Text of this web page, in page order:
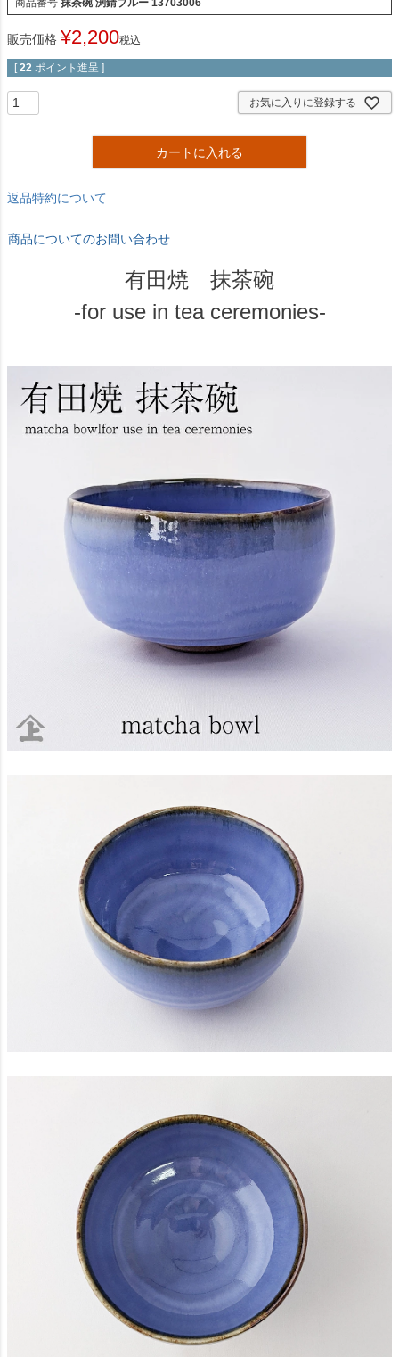
商品番号 抹茶碗 渕錆ブルー 13703006
販売価格 ¥2,200税込
[ 22 ポイント進呈 ]
お気に入りに登録する
カートに入れる
返品特約について
商品についてのお問い合わせ
有田焼 抹茶碗
-for use in tea ceremonies-